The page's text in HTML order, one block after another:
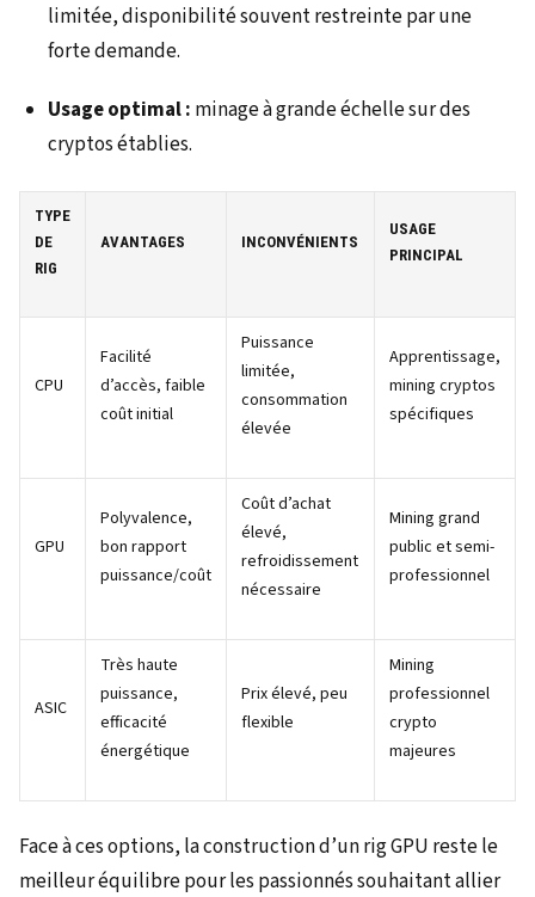
limitée, disponibilité souvent restreinte par une
forte demande.
Usage optimal : minage à grande échelle sur des
cryptos établies.
TYPE
DE
RIG
AVANTAGES INCONVÉNIENTS
USAGE
PRINCIPAL
CPU
Facilité
d’accès, faible
coût initial
Puissance
limitée,
consommation
élevée
Apprentissage,
mining cryptos
spécifiques
GPU
Polyvalence,
bon rapport
puissance/coût
Coût d’achat
élevé,
refroidissement
nécessaire
Mining grand
public et semi-
professionnel
ASIC
Très haute
puissance,
efficacité
énergétique
Prix élevé, peu
flexible
Mining
professionnel
crypto
majeures
Face à ces options, la construction d’un rig GPU reste le
meilleur équilibre pour les passionnés souhaitant allier